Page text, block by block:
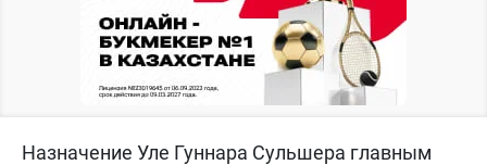
Назначение Уле Гуннара Сульшера главным